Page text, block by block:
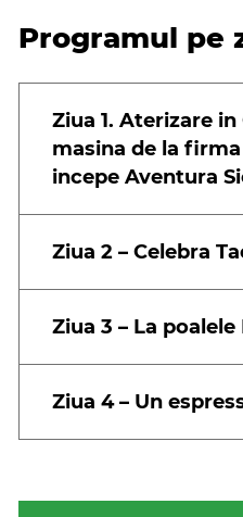
Programul pe
Ziua 1. Aterizare
masina de la
incepe Aventura
Ziua 2 – Celebra
Ziua 3 – La poalele
Ziua 4 – Un